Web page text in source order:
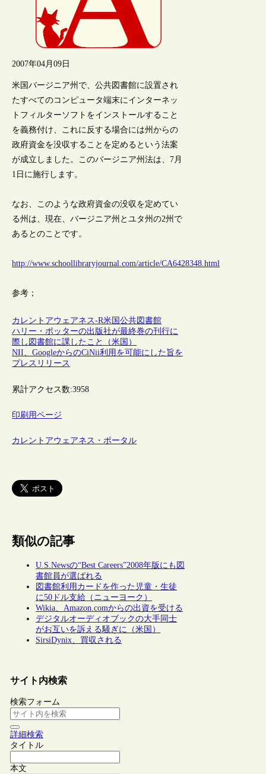
2007年04月09日
米国バージニア州で、公共図書館に設置され
たすべてのコンピュータ端末にインターネッ
トフィルターソフトをインストールすること
を義務付け、これに反する場合には州からの
政府資金を没収することを定めるという法案
が成立しました。このバージニア州法は、7月
1日に施行します。
なお、このような政府資金の没収を定めてい
る州は、現在、バージニア州とユタ州の2州で
あるとのことです。
http://www.schoollibraryjournal.com/article/CA6428348.html
参考；
カレントアウェアネス-R米国公共図書館
ハリー・ポッターの出版社が最終巻の刊行に
際し図書館に課したこと（米国）
NII、GoogleからのCiNii利用を可能にした旨を
プレスリリース
累計アクセス数:3958
印刷用ページ
カレントアウェアネス・ポータル
類似の記事
U.S.Newsの“Best Careers”2008年版にも図
書館員が選ばれる
図書館利用カードを作った児童・生徒
に50ドル支給（ニューヨーク）
Wikia、Amazon.comからの出資を受ける
デジタルオーディオブックの大手同士
がお互いを訴える騒ぎに（米国）
SirsiDynix、買収される
サイト内検索
検索フォーム
詳細検索
タイトル
本文